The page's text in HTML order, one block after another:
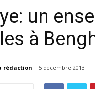
un
à
rédaction 5 décembre 2013